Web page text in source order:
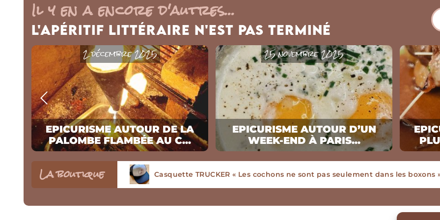
Il y en a encore d'autres...
L'Apéritif Littéraire n'est pas Terminé
2 décembre 2025
EPICURISME AUTOUR DE LA
PALOMBE FLAMBÉE AU C...
25 novembre 2025
EPICURISME AUTOUR D’UN
WEEK-END À PARIS...
La boutique T-SHIRT « Les cochons ne sont pas seulement dans les boxons »
Casquette TRUCKER « Les cochons ne sont pas seulement dans les boxons
Tablier écoresponsable « Les cochons ne sont pas seulement dans les
Tablier avec poche en coton Bio « J’ai le vent en poulpe »